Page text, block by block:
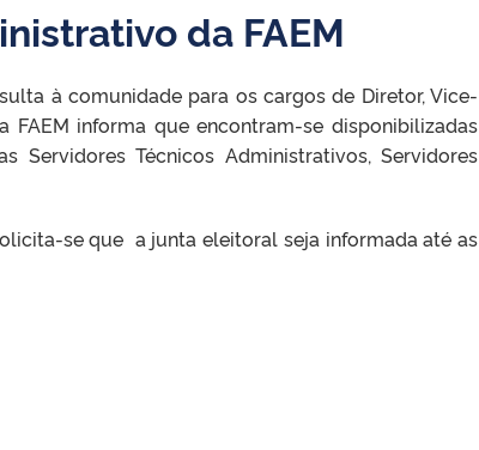
da FAEM
à comunidade para os cargos de Diretor, Vice-
informa que encontram-se disponibilizadas
Técnicos Administrativos, Servidores
se que a junta eleitoral seja informada até as